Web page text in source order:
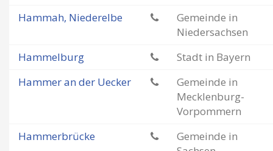
Hammah, Niederelbe
Gemeinde in
Niedersachsen
Hammelburg
Stadt in Bayern
Hammer an der Uecker
Gemeinde in
Mecklenburg-
Vorpommern
Hammerbrücke
Gemeinde in